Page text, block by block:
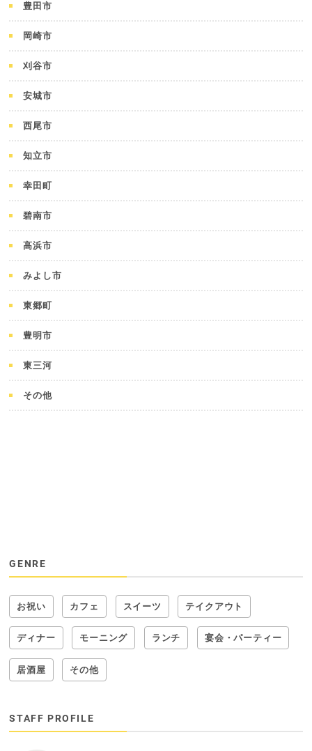
豊田市
岡崎市
刈谷市
安城市
西尾市
知立市
幸田町
碧南市
高浜市
みよし市
東郷町
豊明市
東三河
その他
GENRE
お祝い カフェ スイーツ テイクアウト
ディナー モーニング ランチ 宴会・パーティー
居酒屋 その他
STAFF PROFILE